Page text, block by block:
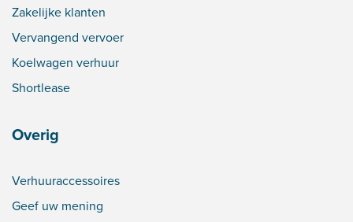
Zakelijke klanten
Vervangend vervoer
Koelwagen verhuur
Shortlease
Overig
Verhuuraccessoires
Geef uw mening